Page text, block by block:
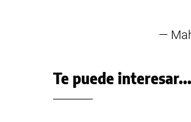
—
Te puede interesar...